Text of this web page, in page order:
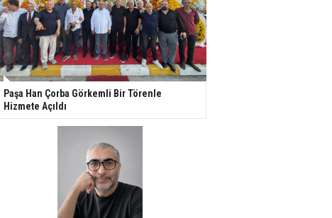
Paşa Han Çorba Görkemli Bir Törenle
Hizmete Açıldı